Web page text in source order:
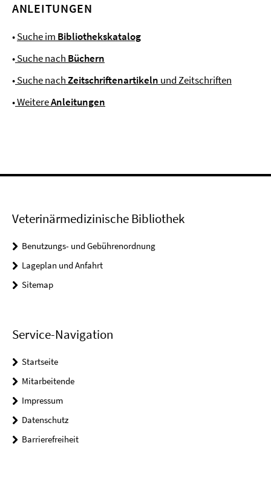
ANLEITUNGEN
•Suche im Bibliothekskatalog
•Suche nach Büchern
•Suche nachZeitschriftenartikeln und Zeitschriften
•WeitereAnleitungen
Veterinärmedizinische Bibliothek
Benutzungs- und Gebührenordnung
Lageplan und Anfahrt
Sitemap
Service-Navigation
Startseite
Mitarbeitende
Impressum
Datenschutz
Barrierefreiheit